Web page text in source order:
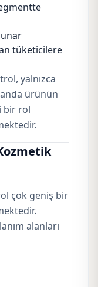
tüketicilere
yalnızca
ürünün
bir rol
çok geniş bir
alanları